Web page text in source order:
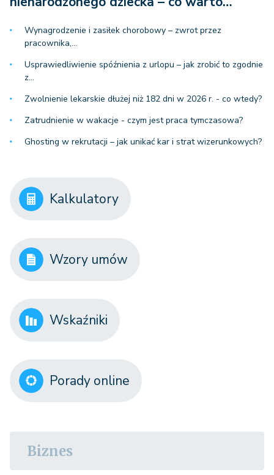
Wynagrodzenie i zasiłek chorobowy – zwrot przez
pracownika,…
Usprawiedliwienie spóźnienia z urlopu – jak zrobić to zgodnie
z…
Zwolnienie lekarskie dłużej niż 182 dni w 2026 r. - co wtedy?
Zatrudnienie w wakacje - czym jest praca tymczasowa?
Ghosting w rekrutacji – jak unikać kar i strat wizerunkowych?
Kalkulatory
Wzory umów
Wskaźniki
Porady online
Biznes